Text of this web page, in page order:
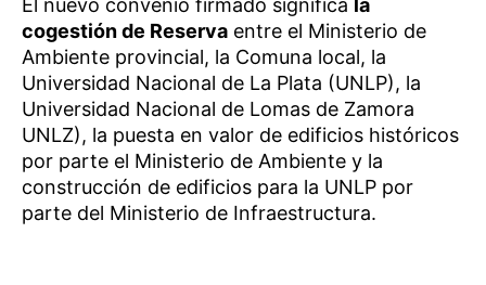
El nuevo convenio firmado significa la
cogestión de Reserva entre el Ministerio de
Ambiente provincial, la Comuna local, la
Universidad Nacional de La Plata (UNLP), la
Universidad Nacional de Lomas de Zamora
UNLZ), la puesta en valor de edificios históricos
por parte el Ministerio de Ambiente y la
construcción de edificios para la UNLP por
parte del Ministerio de Infraestructura.